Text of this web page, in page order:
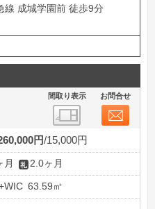
線 成城学園前 徒歩9分
間取り表示 お問合せ
円 15,000円
月 2.0ヶ月
63.59㎡